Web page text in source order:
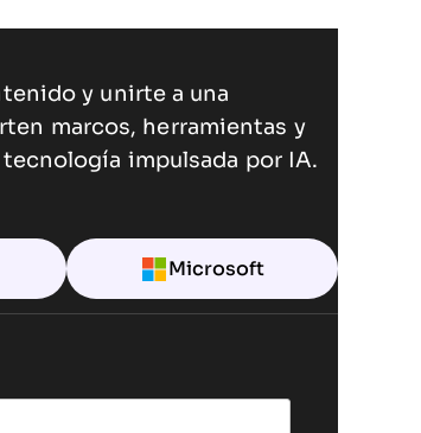
y unirte a una
marcos, herramientas y
impulsada por IA.
Microsoft